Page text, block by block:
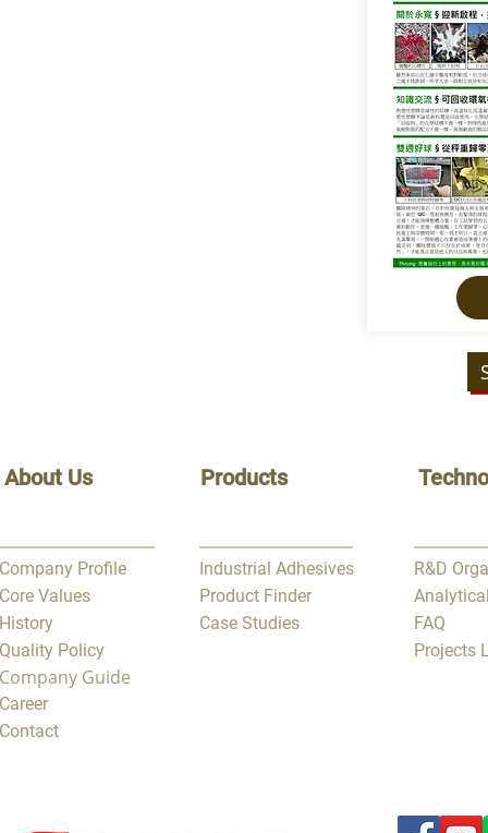
About Us Products
Company Profile
Core Values
History
Quality Policy
Company Guide
Career
Contact
Industrial Adhesives
Product Finder
Case Studies
R&D
FAQ
Projects